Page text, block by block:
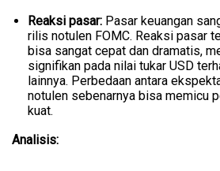
Reaksi pasar: Pasar keuangan
rilis notulen FOMC. Reaksi pasar
bisa sangat cepat dan dramatis,
signifikan pada nilai tukar USD
lainnya. Perbedaan antara
notulen sebenarnya bisa memicu
kuat.
Analisis: